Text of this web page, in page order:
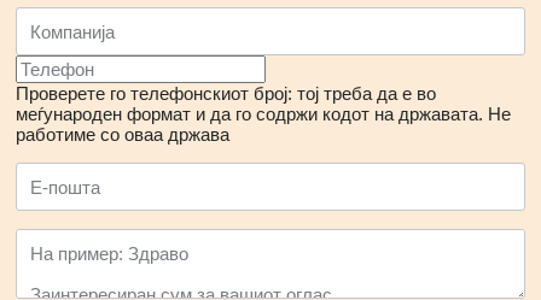
Проверете го телефонскиот број: тој треба да е во
меѓународен формат и да го содржи кодот на државата. Не
работиме со оваа држава